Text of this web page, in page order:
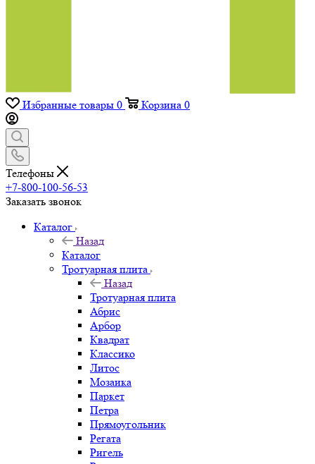
Избранные товары 0 Корзина 0
Телефоны
+7-800-100-56-53
Заказать звонок
Каталог
Назад
Каталог
Тротуарная плита
Назад
Тротуарная плита
Абрис
Арбор
Квадрат
Классико
Литос
Мозаика
Паркет
Петра
Прямоугольник
Регата
Ригель